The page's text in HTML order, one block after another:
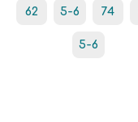
62 5-6 74
5-6